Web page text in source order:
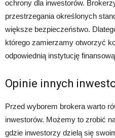
ochrony dla inwestorów.
przestrzegania określonych
większe bezpieczeństwo.
którego zamierzamy otworzyć
odpowiednią instytucję
Opinie innych
Przed wyborem brokera warto
inwestorów. Możemy to zrobić
gdzie inwestorzy dzielą się